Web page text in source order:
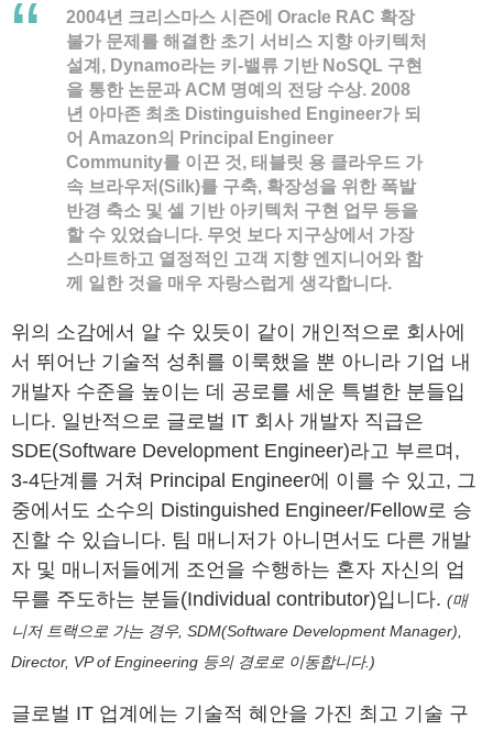
2004년 크리스마스 시즌에 Oracle RAC 확장
불가 문제를 해결한 초기 서비스 지향 아키텍처
설계, Dynamo라는 키-밸류 기반 NoSQL 구현
을 통한 논문과 ACM 명예의 전당 수상. 2008
년 아마존 최초 Distinguished Engineer가 되
어 Amazon의 Principal Engineer
Community를 이끈 것, 태블릿 용 클라우드 가
속 브라우저(Silk)를 구축, 확장성을 위한 폭발
반경 축소 및 셀 기반 아키텍처 구현 업무 등을
할 수 있었습니다. 무엇 보다 지구상에서 가장
스마트하고 열정적인 고객 지향 엔지니어와 함
께 일한 것을 매우 자랑스럽게 생각합니다.
위의 소감에서 알 수 있듯이 같이 개인적으로 회사에
서 뛰어난 기술적 성취를 이룩했을 뿐 아니라 기업 내
개발자 수준을 높이는 데 공로를 세운 특별한 분들입
니다. 일반적으로 글로벌 IT 회사 개발자 직급은
SDE(Software Development Engineer)라고 부르며,
3-4단계를 거쳐 Principal Engineer에 이를 수 있고, 그
중에서도 소수의 Distinguished Engineer/Fellow로 승
진할 수 있습니다. 팀 매니저가 아니면서도 다른 개발
자 및 매니저들에게 조언을 수행하는 혼자 자신의 업
무를 주도하는 분들(Individual contributor)입니다. (매
니저 트랙으로 가는 경우, SDM(Software Development Manager),
Director, VP of Engineering 등의 경로로 이동합니다.)
글로벌 IT 업계에는 기술적 혜안을 가진 최고 기술 구